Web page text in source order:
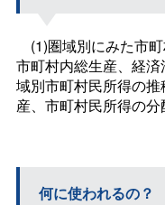
(1)圏域別にみた市
市町村内総生産、経
域別市町村民所得の
産、市町村民所得の分
何に使われるの？